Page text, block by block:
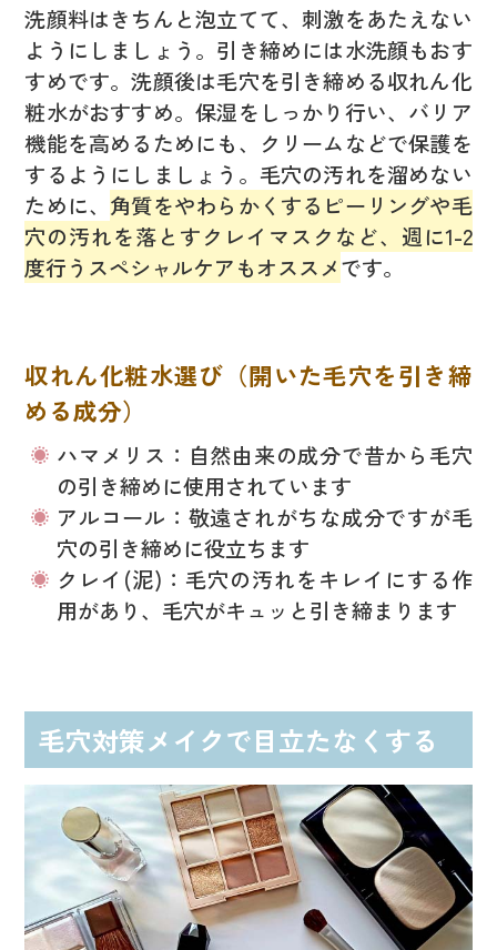
洗顔料はきちんと泡立てて、刺激をあたえない
ようにしましょう。引き締めには水洗顔もおす
すめです。洗顔後は毛穴を引き締める収れん化
粧水がおすすめ。保湿をしっかり行い、バリア
機能を高めるためにも、クリームなどで保護を
するようにしましょう。毛穴の汚れを溜めない
ために、 角質をやわらかくするピーリングや毛
穴の汚れを落とすクレイマスクなど、週に1-2
度行うスペシャルケアもオススメです。
収れん化粧水選び（開いた毛穴を引き締
める成分）
ハマメリス：自然由来の成分で昔から毛穴
の引き締めに使用されています
アルコール：敬遠されがちな成分ですが毛
穴の引き締めに役立ちます
クレイ(泥)：毛穴の汚れをキレイにする作
用があり、毛穴がキュッと引き締まります
毛穴対策メイクで目立たなくする